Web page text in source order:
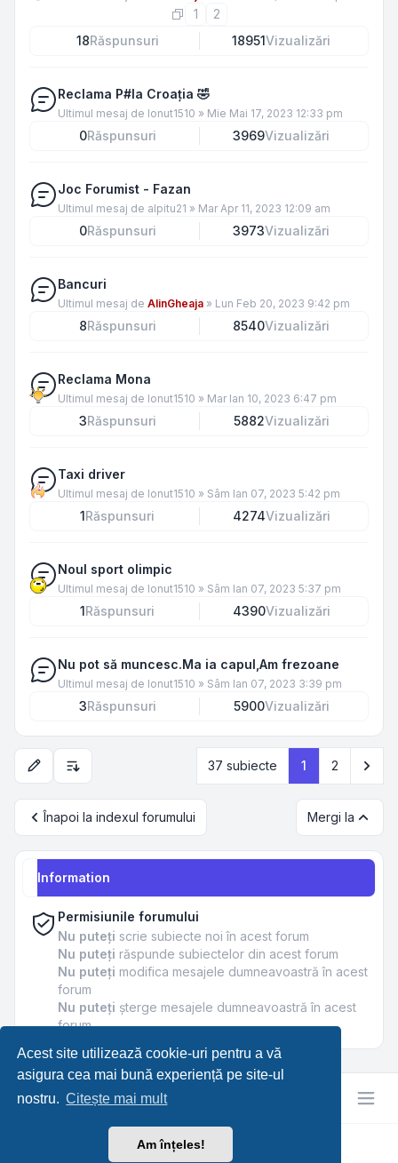
Acest site utilizează cookie-uri pentru a vă
asigura cea mai bună experiență pe site-ul
nostru. Citește mai mult
Am înțeles!
1
2
18Răspunsuri 18951Vizualizări
Reclama P#la Croația 🤣
Ultimul mesaj de Ionut1510 » Mie Mai 17, 2023 12:33 pm
0Răspunsuri 3969Vizualizări
Joc Forumist - Fazan
Ultimul mesaj de alpitu21 » Mar Apr 11, 2023 12:09 am
0Răspunsuri 3973Vizualizări
Bancuri
Ultimul mesaj de AlinGheaja » Lun Feb 20, 2023 9:42 pm
8Răspunsuri 8540Vizualizări
Reclama Mona
Ultimul mesaj de Ionut1510 » Mar Ian 10, 2023 6:47 pm
3Răspunsuri 5882Vizualizări
Taxi driver
Ultimul mesaj de Ionut1510 » Sâm Ian 07, 2023 5:42 pm
1Răspunsuri 4274Vizualizări
Noul sport olimpic
Ultimul mesaj de Ionut1510 » Sâm Ian 07, 2023 5:37 pm
1Răspunsuri 4390Vizualizări
Nu pot să muncesc.Ma ia capul,Am frezoane
Ultimul mesaj de Ionut1510 » Sâm Ian 07, 2023 3:39 pm
3Răspunsuri 5900Vizualizări
Opțiuni de sortare și afișare37 subiecte 1 2
Înapoi la indexul forumului Mergi la
Information
Permisiunile forumului
Nu puteţi scrie subiecte noi în acest forum
Nu puteţi răspunde subiectelor din acest forum
Nu puteţi modifica mesajele dumneavoastră în acest
forum
Nu puteţi şterge mesajele dumneavoastră în acest
forum